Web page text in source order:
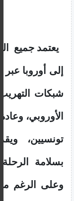
يعتمد جميع
إلى أوروبا
شبكات التهريب
الأوروبي،
تونسيين،
بسلامة
وعلى الرغم